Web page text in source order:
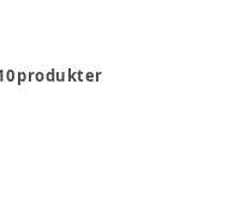
produkter